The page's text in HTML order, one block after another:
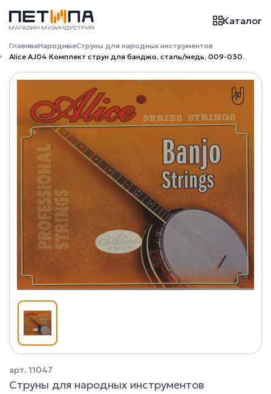
Каталог
ГлавнаяНародныеСтруны для народных инструментов
Alice AJ04 Комплект струн для банджо, сталь/медь, 009-030.
арт. 11047
Струны для народных инструментов